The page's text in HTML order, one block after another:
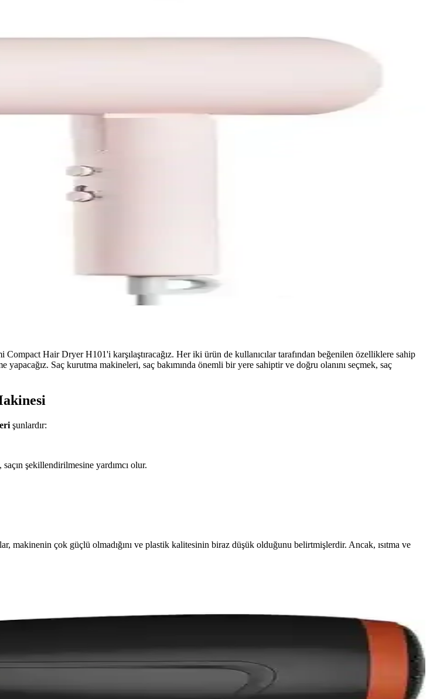
Hair Dryer H101'i karşılaştıracağız. Her iki ürün de kullanıcılar tarafından beğenilen özelliklere sahip
Saç kurutma makineleri, saç bakımında önemli bir yere sahiptir ve doğru olanını seçmek, saç
şunlardır:
şekillendirilmesine yardımcı olur.
makinenin çok güçlü olmadığını ve plastik kalitesinin biraz düşük olduğunu belirtmişlerdir. Ancak, ısıtma ve
Özellikler Analizi
deneyimlerini detaylı karşılaştırıyoruz.
Teknolojiler
artırır ve nem seviyesini dengede tutar, böylece sağlıklı ve parlak saçlar sağlar.